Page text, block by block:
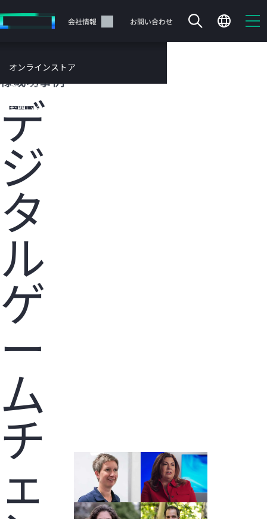
イ
テ
に
ッ
会社情報 お問い合わせ
オンラインストア
サービス
お問い合わせ
HPEのお客
様成功事例
デ
ジ
タ
ル
ゲ
ー
ム
チ
ェ